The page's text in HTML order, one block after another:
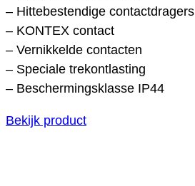
– Hittebestendige contactdragers
– KONTEX contact
– Vernikkelde contacten
– Speciale trekontlasting
– Beschermingsklasse IP44
Bekijk product